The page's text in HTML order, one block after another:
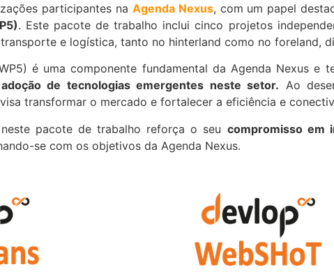
participantes na Agenda Nexus, com um papel
. Este pacote de trabalho inclui cinco projetos
e logística, tanto no hinterland como no foreland,
é uma componente fundamental da Agenda Nexus e
de tecnologias emergentes neste setor. Ao
transformar o mercado e fortalecer a eficiência e
pacote de trabalho reforça o seu compromisso em
se com os objetivos da Agenda Nexus.